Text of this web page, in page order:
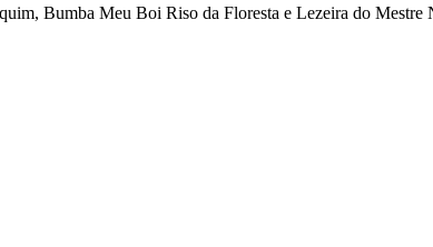
Bumba Meu Boi Riso da Floresta e Lezeira do Mestre